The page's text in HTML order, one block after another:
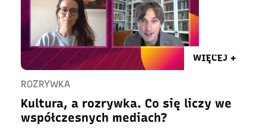
WIĘCEJ +
ROZRYWKA
Kultura, a rozrywka. Co się liczy we
współczesnych mediach?